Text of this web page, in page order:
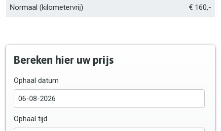
Normaal (kilometervrij) € 160,-
Bereken hier uw prijs
Ophaal datum
Ophaal tijd